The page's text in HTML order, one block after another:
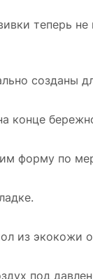
теперь
созданы
конце
форму по
из экокожи
под